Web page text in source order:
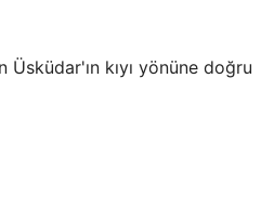
kıyı yönüne doğru